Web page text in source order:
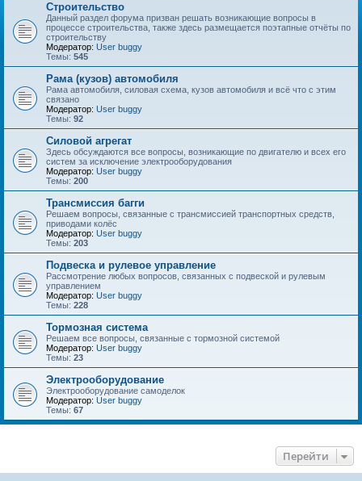
Строительство
Данный раздел форума призван решать возникающие вопросы в
процессе строительства, также здесь размещается поэтапные отчёты по
строительству
Модератор: User buggy
Темы: 545
Рама (кузов) автомобиля
Рама автомобиля, силовая схема, кузов автомобиля и всё что с этим
связано
Модератор: User buggy
Темы: 92
Силовой агрегат
Здесь обсуждаются все вопросы, возникающие по двигателю и всех его
систем за исключение электрооборудования
Модератор: User buggy
Темы: 200
Трансмиссия багги
Решаем вопросы, связанные с трансмиссией транспортных средств,
приводами колёс
Модератор: User buggy
Темы: 203
Подвеска и рулевое управление
Рассмотрение любых вопросов, связанных с подвеской и рулевым
управлением
Модератор: User buggy
Темы: 228
Тормозная система
Решаем все вопросы, связанные с тормозной системой
Модератор: User buggy
Темы: 23
Электрооборудование
Электрооборудование самоделок
Модератор: User buggy
Темы: 67
Перейти